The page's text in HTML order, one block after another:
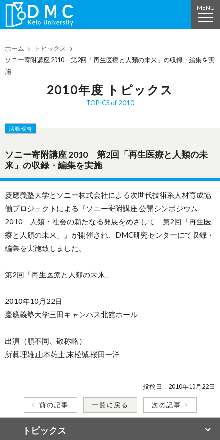
ホーム
トピックス
ソニー寄附講座 2010 第2回「再生医療と人類の未来」の収録・編集を実
施
2010年度 トピックス
TOPICS of 2010
活動報告
ソニー寄附講座 2010 第2回「再生医療と人類の未
来」の収録・編集を実施
慶應義塾大学とソニー株式会社による次世代技術系人材育成協
働プロジェクトによる『ソニー寄附講座 公開シンポジウム
2010 人類・社会の新たなる発展をめざして 第2回「再生医
療と人類の未来」』が開催され、DMC研究センターにて収録・
編集を実施致しました。
第2回「再生医療と人類の未来」
2010年10月22日
慶應義塾大学三田キャンパス北館ホール
出演（順不同、敬称略）
所眞理雄,山本雄士,末松誠,桜田一洋
投稿日： 2010年10月22日
前の記事 一覧に戻る 次の記事
トピックス